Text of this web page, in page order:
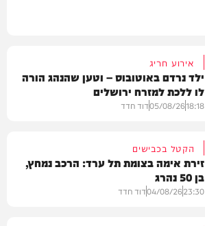
אירוע חריג
ילד נרדם באוטובוס – וטען שהנהג הורה
לו ללכת למזרח ירושלים
18:18
05/08/26דוד חדד
הקטל בכבישים
זירת אימה בצומת תל ערד: הרכב נמחץ,
בן 50 נהרג
23:30
04/08/26דוד חדד